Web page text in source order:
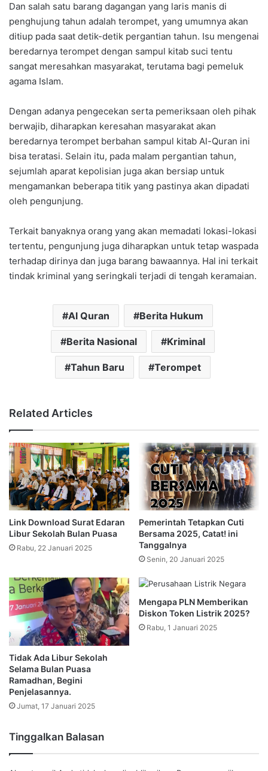
Dan salah satu barang dagangan yang laris manis di
penghujung tahun adalah terompet, yang umumnya akan
ditiup pada saat detik-detik pergantian tahun. Isu mengenai
beredarnya terompet dengan sampul kitab suci tentu
sangat meresahkan masyarakat, terutama bagi pemeluk
agama Islam.
Dengan adanya pengecekan serta pemeriksaan oleh pihak
berwajib, diharapkan keresahan masyarakat akan
beredarnya terompet berbahan sampul kitab Al-Quran ini
bisa teratasi. Selain itu, pada malam pergantian tahun,
sejumlah aparat kepolisian juga akan bersiap untuk
mengamankan beberapa titik yang pastinya akan dipadati
oleh pengunjung.
Terkait banyaknya orang yang akan memadati lokasi-lokasi
tertentu, pengunjung juga diharapkan untuk tetap waspada
terhadap dirinya dan juga barang bawaannya. Hal ini terkait
tindak kriminal yang seringkali terjadi di tengah keramaian.
Al Quran Berita Hukum
Berita Nasional Kriminal
Tahun Baru Terompet
Related Articles
Link Download Surat Edaran
Libur Sekolah Bulan Puasa
Rabu, 22 Januari 2025
Pemerintah Tetapkan Cuti
Bersama 2025, Catat! ini
Tanggalnya
Senin, 20 Januari 2025
Tidak Ada Libur Sekolah
Selama Bulan Puasa
Ramadhan, Begini
Penjelasannya.
Jumat, 17 Januari 2025
Mengapa PLN Memberikan
Diskon Token Listrik 2025?
Rabu, 1 Januari 2025
Tinggalkan Balasan